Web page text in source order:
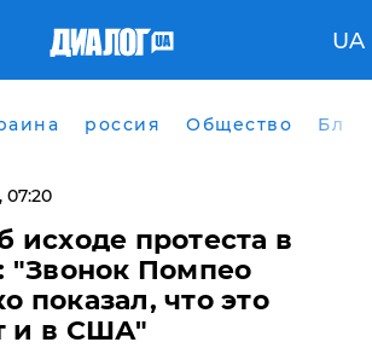
UA
россия Общество
07:20
исходе протеста в
"Звонок Помпео
показал, что это
и в США"